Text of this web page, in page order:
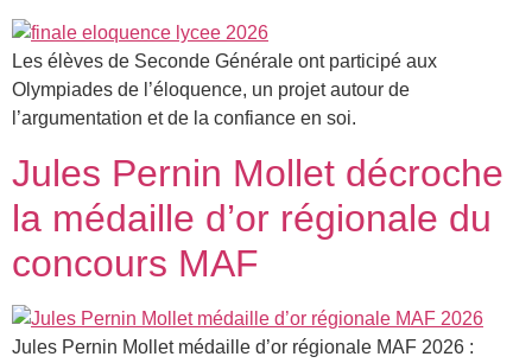
Les élèves de Seconde Générale ont participé aux
Olympiades de l’éloquence, un projet autour de
l’argumentation et de la confiance en soi.
Jules Pernin Mollet décroche
la médaille d’or régionale du
concours MAF
Jules Pernin Mollet médaille d’or régionale MAF 2026 :